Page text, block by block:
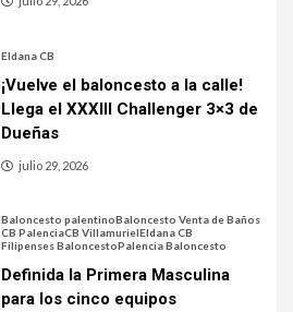
Eldana CB
¡Vuelve el baloncesto a la calle!
Llega el XXXIII Challenger 3×3 de
Dueñas
julio 29, 2026
Baloncesto palentinoBaloncesto Venta de Baños
CB PalenciaCB VillamurielEldana CB
Filipenses BaloncestoPalencia Baloncesto
Definida la Primera Masculina
para los cinco equipos